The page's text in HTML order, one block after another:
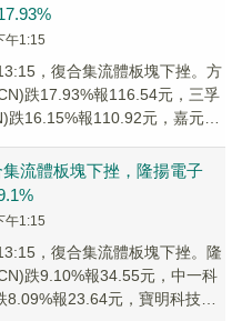
午1:15
，復合集流體板塊下挫。方
跌17.93%報116.54元，三孚
跌16.15%報110.92元，嘉元科
集流體板塊下挫，隆揚電子
午1:15
，復合集流體板塊下挫。隆
跌9.10%報34.55元，中一科
8.09%報23.64元，寶明科技